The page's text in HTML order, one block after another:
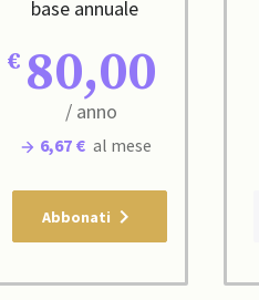
base annuale
80,00
/ anno
6,67 € al mese
Abbonati